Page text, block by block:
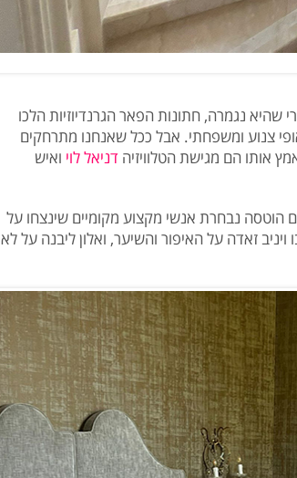
שהיא נגמרה, חתונות הפאר הגרנדיוזיות הלכו
צנוע ומשפחתי. אבל ככל שאנחנו מתרחקים
אותו הם מגישת הטלוויזיה דניאל לוי ואיש
נבחרת אנשי מקצוע מקומיים שינצחו על
זאדה על האיפור והשיער, ואלון ליבנה על לא